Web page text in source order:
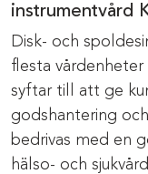
instrumentvård
Disk- och
flesta vårdenheter
syftar till att ge
godshantering
bedrivas med en
hälso- och